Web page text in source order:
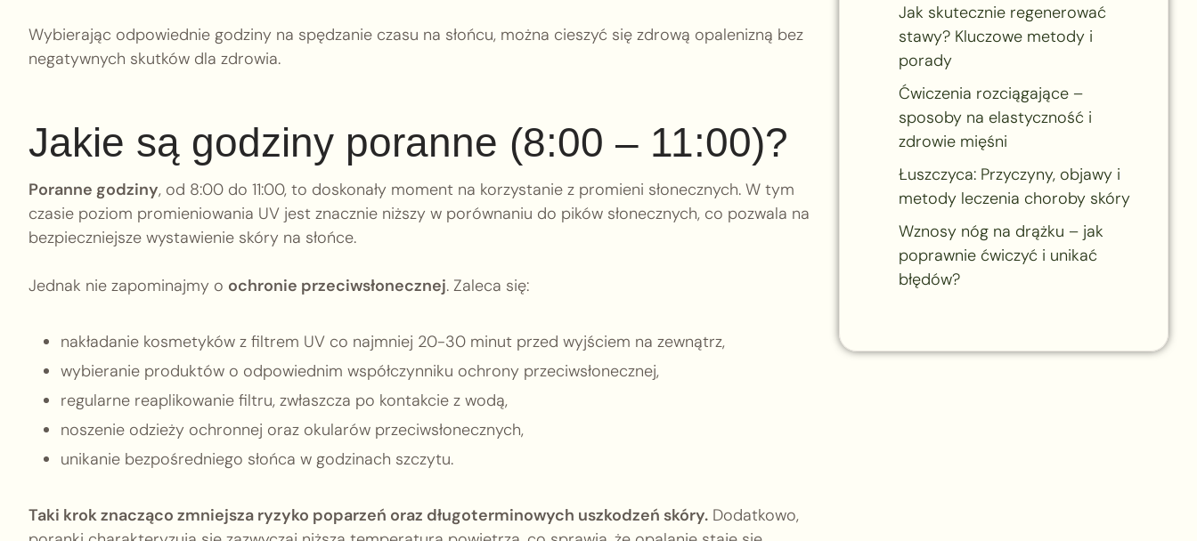
Wybierając odpowiednie godziny na spędzanie czasu na słońcu, można cieszyć się zdrową opalenizną bez
negatywnych skutków dla zdrowia.
Jakie są godziny poranne (8:00 – 11:00)?
Poranne godziny, od 8:00 do 11:00, to doskonały moment na korzystanie z promieni słonecznych. W tym
czasie poziom promieniowania UV jest znacznie niższy w porównaniu do pików słonecznych, co pozwala na
bezpieczniejsze wystawienie skóry na słońce.
Jednak nie zapominajmy o ochronie przeciwsłonecznej. Zaleca się:
nakładanie kosmetyków z filtrem UV co najmniej 20-30 minut przed wyjściem na zewnątrz,
wybieranie produktów o odpowiednim współczynniku ochrony przeciwsłonecznej,
regularne reaplikowanie filtru, zwłaszcza po kontakcie z wodą,
noszenie odzieży ochronnej oraz okularów przeciwsłonecznych,
unikanie bezpośredniego słońca w godzinach szczytu.
Taki krok znacząco zmniejsza ryzyko poparzeń oraz długoterminowych uszkodzeń skóry. Dodatkowo,
Jak skutecznie regenerować
stawy? Kluczowe metody i
porady
Ćwiczenia rozciągające –
sposoby na elastyczność i
zdrowie mięśni
Łuszczyca: Przyczyny, objawy i
metody leczenia choroby skóry
Wznosy nóg na drążku – jak
poprawnie ćwiczyć i unikać
błędów?